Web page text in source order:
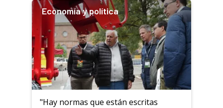
Economía y política
"Hay normas que están escritas